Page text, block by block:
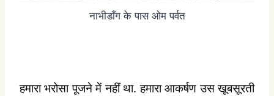
नाभीडाँग के पास ओम पर्वत
हमारा भरोसा पूजने में नहीं था. हमारा आकर्षण उस खूबसूरती